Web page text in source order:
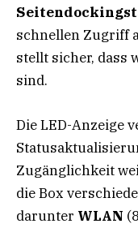
schnellen Zugriff
stellt sicher, dass
sind.
Die LED-Anzeige
Zugänglichkeit
die Box
darunter WLAN